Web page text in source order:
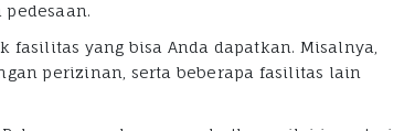
yang bisa Anda dapatkan. Misalnya,
perizinan, serta beberapa fasilitas lain